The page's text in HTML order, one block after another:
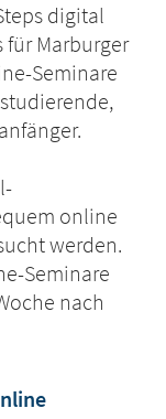
digital
Marburger
Seminare
online
werden.
Seminare
nach